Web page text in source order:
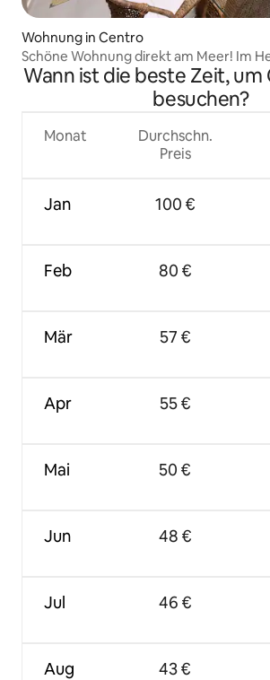
Wohnung in Centro
Schöne Wohnung direkt am Meer! Im
Wann ist die beste Zeit, um
besuchen?
Monat
Jan
Feb
Mär
Apr
Mai
Jun
Jul
Aug
Durchschn.
Preis
100 €
80 €
57 €
55 €
50 €
48 €
46 €
43 €